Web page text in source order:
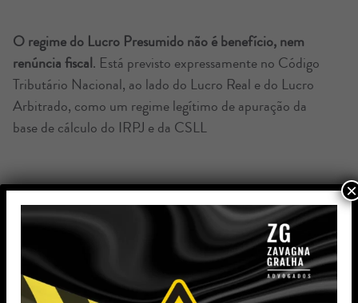
O regime do Lucro Presumido não é benefício, nem
renúncia fiscal. Está previsto expressamente no Código
Tributário Nacional, ao lado do Lucro Real e do Lucro
Arbitrado, como um regime legítimo de apuração da
base de cálculo do IRPJ e da CSLL
Como o Lucro Presumido não é modalidade de incentivo
ou benefício fiscal,
não há justificativa constitucional ou
legal para punir empresas que o adotam. Ao transformar
uma modalidade regular de apuração da base de cálculo
tributária em algo “mais oneroso”, sem base técnica ou
×